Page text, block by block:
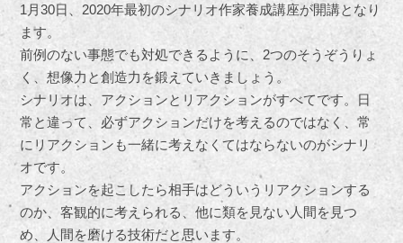
1月30日、2020年最初のシナリオ作家養成講座が開講となり
ます。
前例のない事態でも対処できるように、2つのそうぞうりょ
く、想像力と創造力を鍛えていきましょう。
シナリオは、アクションとリアクションがすべてです。日
常と違って、必ずアクションだけを考えるのではなく、常
にリアクションも一緒に考えなくてはならないのがシナリ
オです。
アクションを起こしたら相手はどういうリアクションする
のか、客観的に考えられる、他に類を見ない人間を見つ
め、人間を磨ける技術だと思います。